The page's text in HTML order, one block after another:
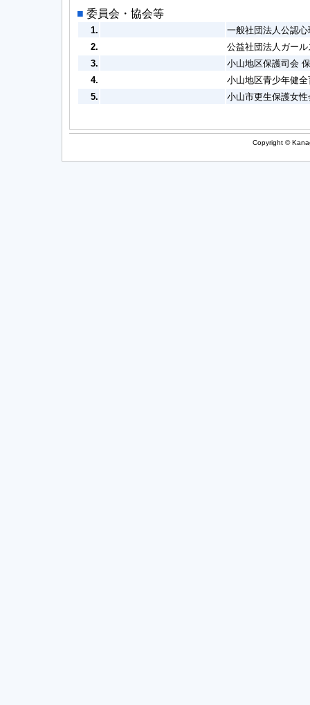
■ 委員会・協会等
1.
一般社団法人公認
2.
公益社団法人ガー
3.
小山地区保護司会
4.
小山地区青少年健
5.
小山市更生保護女
Copyright ©